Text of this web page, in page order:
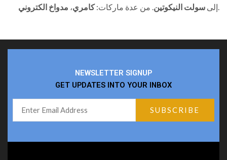
إلى سولت النيكوتين. من عدة ماركات:كامري، مدواخ الكتروني .
NEWSLETTER SIGNUP
GET UPDATES INTO YOUR INBOX